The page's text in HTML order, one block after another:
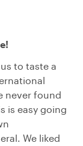
to taste a
never found
is easy going
We liked